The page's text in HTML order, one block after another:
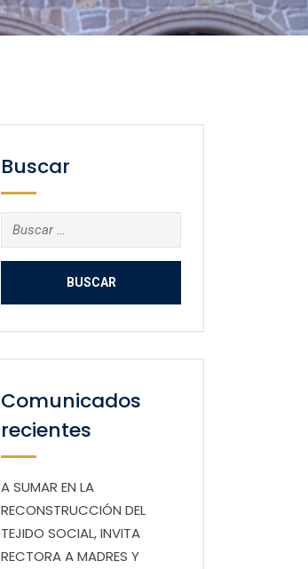
Buscar
Buscar:
Comunicados
recientes
A SUMAR EN LA
RECONSTRUCCIÓN DEL
TEJIDO SOCIAL, INVITA
RECTORA A MADRES Y